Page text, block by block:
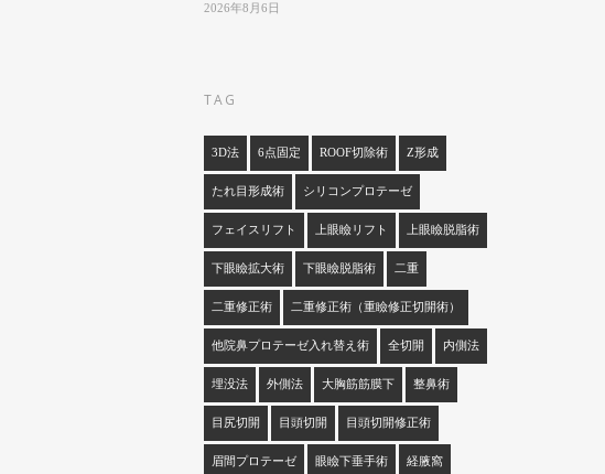
2026年8月6日
TAG
3D法 6点固定 ROOF切除術 Z形成
たれ目形成術 シリコンプロテーゼ
フェイスリフト 上眼瞼リフト 上眼瞼脱脂術
下眼瞼拡大術 下眼瞼脱脂術 二重
二重修正術 二重修正術（重瞼修正切開術）
他院鼻プロテーゼ入れ替え術 全切開 内側法
埋没法 外側法 大胸筋筋膜下 整鼻術
目尻切開 目頭切開 目頭切開修正術
眉間プロテーゼ 眼瞼下垂手術 経腋窩